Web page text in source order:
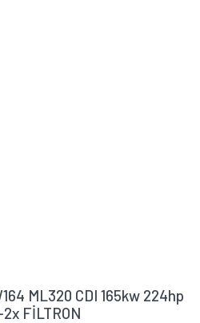
ML320 CDI 165kw 224hp
FİLTRON